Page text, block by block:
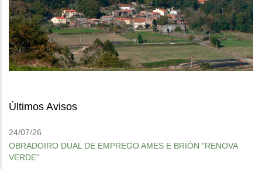
Últimos Avisos
24/07/26
OBRADOIRO DUAL DE EMPREGO AMES E BRIÓN "RENOVA
VERDE"